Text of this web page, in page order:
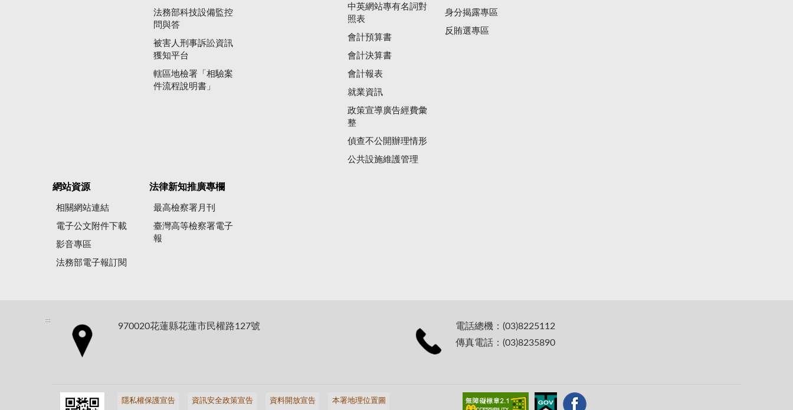
法務部科技設備監控
問與答
被害人刑事訴訟資訊
獲知平台
轄區地檢署「相驗案
件流程說明書」
中英網站專有名詞對
照表
會計預算書
會計決算書
會計報表
就業資訊
政策宣導廣告經費彙
整
偵查不公開辦理情形
公共設施維護管理
身分揭露專區
反賄選專區
網站資源
相關網站連結
電子公文附件下載
影音專區
法務部電子報訂閱
法律新知推廣專欄
最高檢察署月刊
臺灣高等檢察署電子
報
:::
970020花蓮縣花蓮市民權路127號
電話總機：(03)8225112
傳真電話：(03)8235890
隱私權保護宣告 資訊安全政策宣告 資料開放宣告 本署地理位置圖